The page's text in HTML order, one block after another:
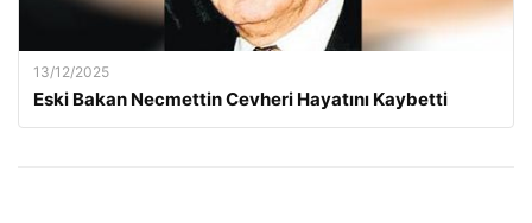
13/12/2025
Eski Bakan Necmettin Cevheri Hayatını Kaybetti